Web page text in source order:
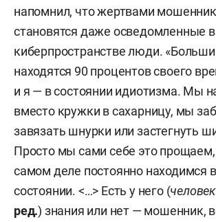
напомнил, что жертвами
становятся даже осведомленные в
киберпространстве люди.
находятся 90 процентов своего
и я — в состоянии идиотизма. Мы
вместо кружки в сахарницу, мы
завязать шнурки или застегнуть
Просто мы сами себе это
самом деле постоянно находимся
состоянии. <…> Есть у него (
ред.) знания или нет — мошенник,